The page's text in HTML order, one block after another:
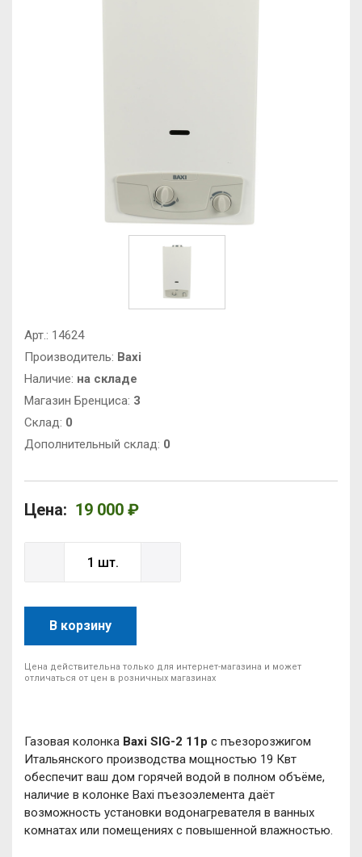
Арт.: 14624
Производитель: Baxi
Наличие: на складе
Магазин Бренциса: 3
Cклад: 0
Дополнительный склад: 0
Цена: 19 000 ₽
В корзину
Цена действительна только для интернет-магазина и может
отличаться от цен в розничных магазинах
Газовая колонка Baxi SIG-2 11p с пъезорозжигом
Итальянского производства мощностью 19 Квт
обеспечит ваш дом горячей водой в полном объёме,
наличие в колонке Baxi пъезоэлемента даёт
возможность установки водонагревателя в ванных
комнатах или помещениях с повышенной влажностью.